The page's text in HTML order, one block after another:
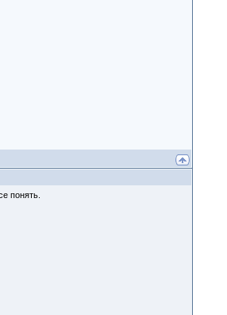
понять.